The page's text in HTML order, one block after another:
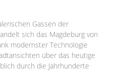
Gassen der
sich das Magdeburg von
modernster Technologie
über das heutige
durch die Jahrhunderte